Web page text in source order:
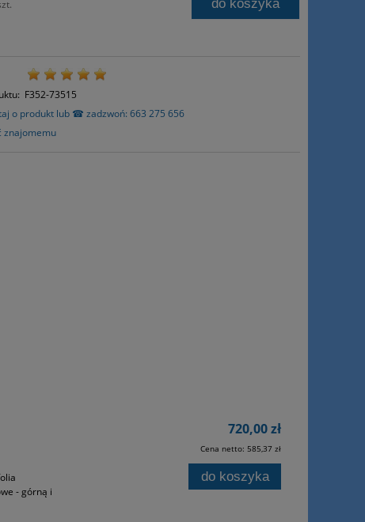
do koszyka
F352-73515
o produkt lub ☎ zadzwoń: 663 275 656
znajomemu
- górną i
720,00 zł
Cena netto: 585,37 zł
do koszyka